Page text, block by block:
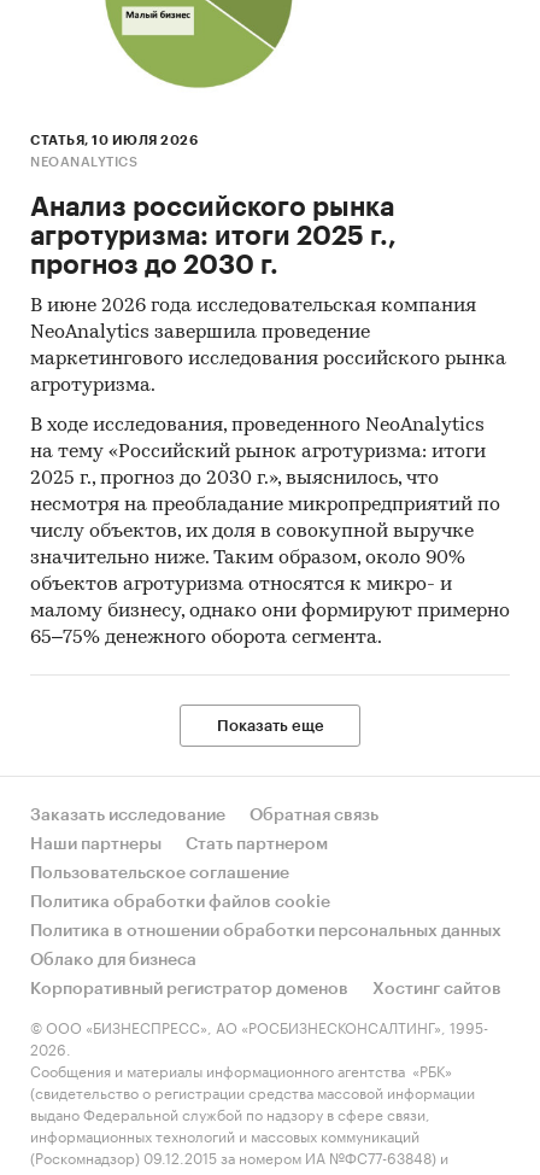
СТАТЬЯ, 10 ИЮЛЯ 2026
NEOANALYTICS
Анализ российского рынка
агротуризма: итоги 2025 г.,
прогноз до 2030 г.
В июне 2026 года исследовательская компания
NeoAnalytics завершила проведение
маркетингового исследования российского рынка
агротуризма.
В ходе исследования, проведенного NeoAnalytics
на тему «Российский рынок агротуризма: итоги
2025 г., прогноз до 2030 г.», выяснилось, что
несмотря на преобладание микропредприятий по
числу объектов, их доля в совокупной выручке
значительно ниже. Таким образом, около 90%
объектов агротуризма относятся к микро- и
малому бизнесу, однако они формируют примерно
65–75% денежного оборота сегмента.
Показать еще
Заказать исследование
Обратная связь
Наши партнеры
Стать партнером
Пользовательское соглашение
Политика обработки файлов cookie
Политика в отношении обработки персональных данных
Облако для бизнеса
Корпоративный регистратор доменов
Хостинг сайтов
© ООО «БИЗНЕСПРЕСС», АО «РОСБИЗНЕСКОНСАЛТИНГ», 1995-
2026.
Сообщения и материалы информационного агентства «РБК»
(свидетельство о регистрации средства массовой информации
выдано Федеральной службой по надзору в сфере связи,
информационных технологий и массовых коммуникаций
(Роскомнадзор) 09.12.2015 за номером ИА №ФС77-63848) и